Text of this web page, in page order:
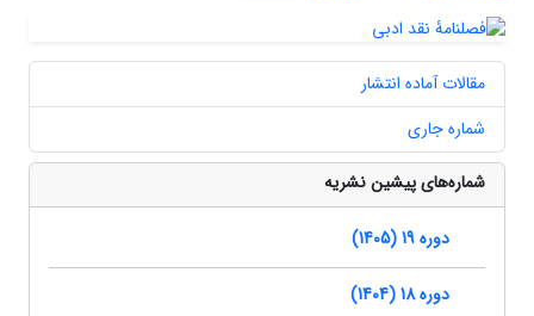
مقالات آماده انتشار
شماره جاری
شماره‌های پیشین نشریه
دوره 19 (1405)
دوره 18 (1404)